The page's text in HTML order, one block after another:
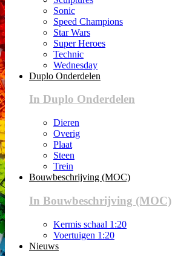
Sonic
Speed Champions
Star Wars
Super Heroes
Technic
Wednesday
Duplo Onderdelen
In Duplo Onderdelen
Dieren
Overig
Plaat
Steen
Trein
Bouwbeschrijving (MOC)
In Bouwbeschrijving (MOC)
Kermis schaal 1:20
Voertuigen 1:20
Nieuws